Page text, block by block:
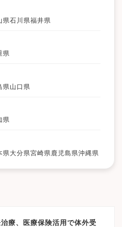
県石川県福井県
県
県 山口県
県
県 大分県宮崎県 鹿児島県沖縄県
療、医療保険活用で体外受